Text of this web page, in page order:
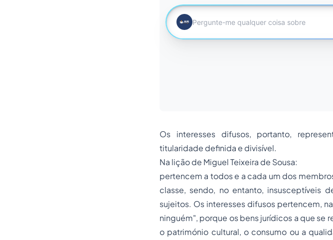
Os interesses difusos, portanto,
titularidade definida e divisível.
Na lição de Miguel Teixeira de Sousa:
pertencem a todos e a cada um dos
classe, sendo, no entanto, insusceptíveis
sujeitos. Os interesses difusos pertencem,
ninguém", porque os bens jurídicos a que se
o património cultural, o consumo ou a